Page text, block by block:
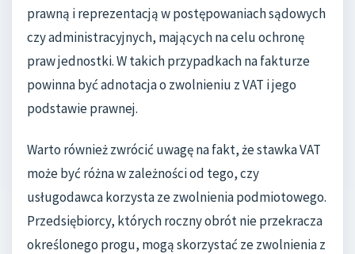
prawną i reprezentacją w postępowaniach sądowych
czy administracyjnych, mających na celu ochronę
praw jednostki. W takich przypadkach na fakturze
powinna być adnotacja o zwolnieniu z VAT i jego
podstawie prawnej.
Warto również zwrócić uwagę na fakt, że stawka VAT
może być różna w zależności od tego, czy
usługodawca korzysta ze zwolnienia podmiotowego.
Przedsiębiorcy, których roczny obrót nie przekracza
określonego progu, mogą skorzystać ze zwolnienia z